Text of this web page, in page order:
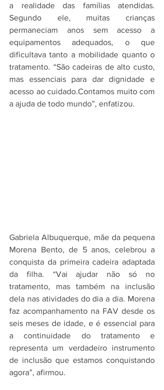
a realidade das famílias atendidas.
Segundo ele, muitas crianças
permaneciam anos sem acesso a
equipamentos adequados, o que
dificultava tanto a mobilidade quanto o
tratamento. “São cadeiras de alto custo,
mas essenciais para dar dignidade e
acesso ao cuidado.Contamos muito com
a ajuda de todo mundo”, enfatizou.
Gabriela Albuquerque, mãe da pequena
Morena Bento, de 5 anos, celebrou a
conquista da primeira cadeira adaptada
da filha. “Vai ajudar não só no
tratamento, mas também na inclusão
dela nas atividades do dia a dia. Morena
faz acompanhamento na FAV desde os
seis meses de idade, e é essencial para
a continuidade do tratamento e
representa um verdadeiro instrumento
de inclusão que estamos conquistando
agora”, afirmou.